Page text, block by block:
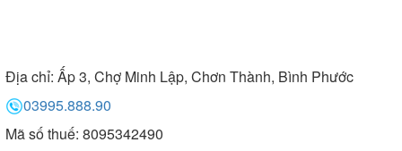
Địa chỉ: Ấp 3, Chợ Minh Lập, Chơn Thành, Bình Phước
03995.888.90
Mã số thuế: 8095342490